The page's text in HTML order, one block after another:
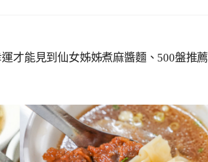
才能見到仙女姊姊煮麻醬麵、500盤推薦